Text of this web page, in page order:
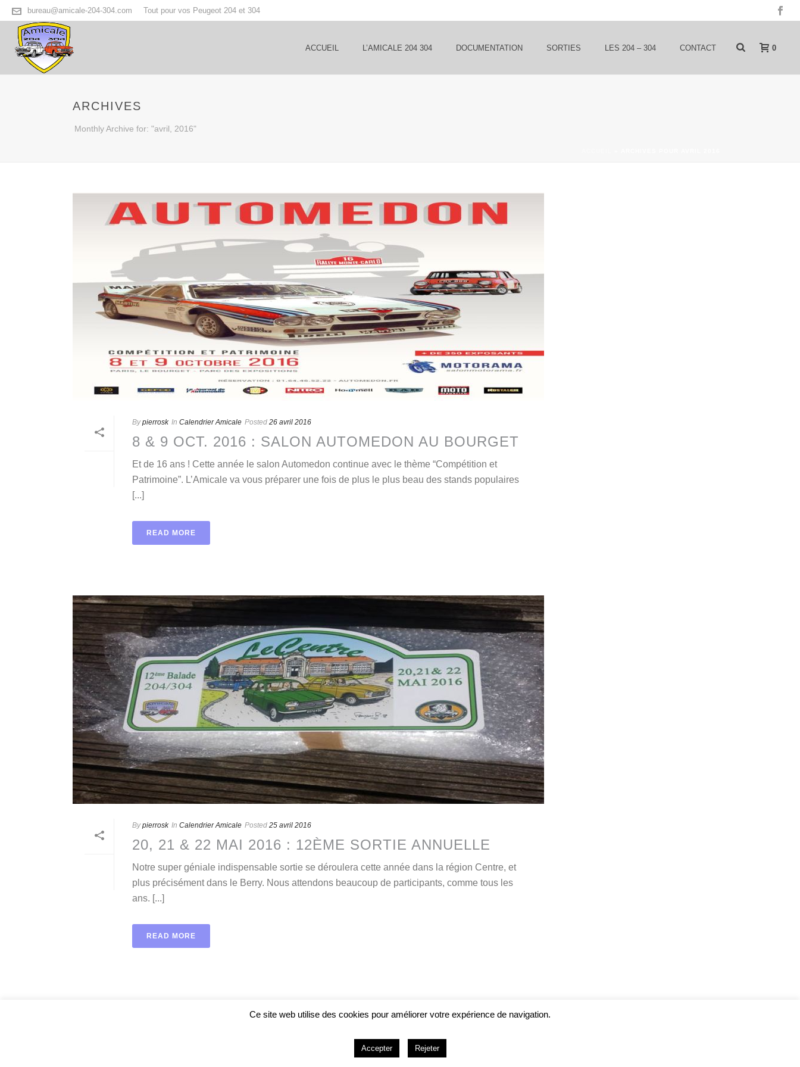
bureau@amicale-204-304.com Tout pour vos Peugeot 204 et 304
ACCUEIL L’AMICALE 204 304 DOCUMENTATION SORTIES LES 204 – 304 CONTACT 0
ARCHIVES
Monthly Archive for: "avril, 2016"
By pierrosk In Calendrier Amicale Posted 26 avril 2016
8 & 9 OCT. 2016 : SALON AUTOMEDON AU BOURGET
Et de 16 ans ! Cette année le salon Automedon continue avec le thème “Compétition et
Patrimoine”. L’Amicale va vous préparer une fois de plus le plus beau des stands populaires
[...]
READ MORE
By pierrosk In Calendrier Amicale Posted 25 avril 2016
20, 21 & 22 MAI 2016 : 12ÈME SORTIE ANNUELLE
Notre super géniale indispensable sortie se déroulera cette année dans la région Centre, et
plus précisément dans le Berry. Nous attendons beaucoup de participants, comme tous les
ans. [...]
READ MORE
Accueil Documentation
Ce site web utilise des cookies pour améliorer votre expérience de navigation.
Accepter Rejeter